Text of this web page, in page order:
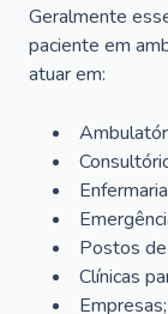
Geralmente
paciente em
atuar em:
Postos
Clínicas
Empresas;